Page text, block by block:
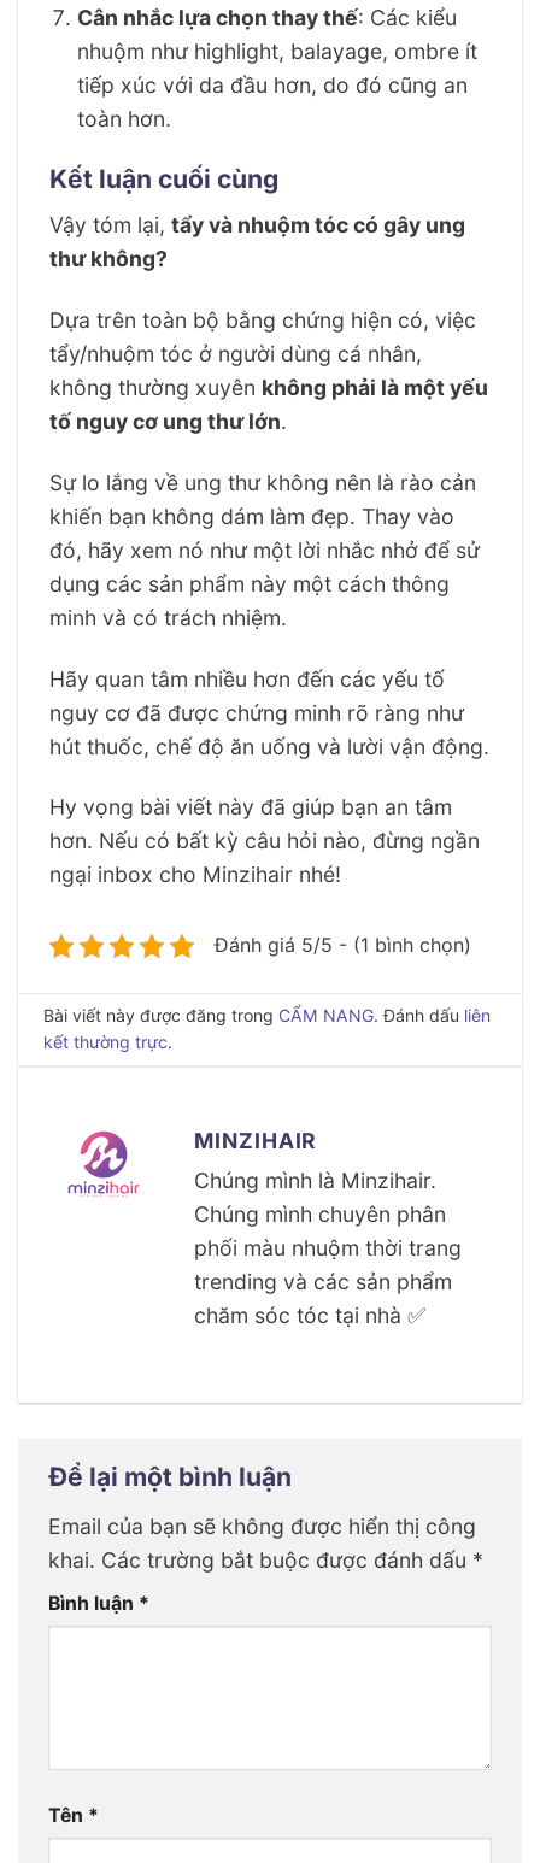
Cân nhắc lựa chọn thay thế: Các kiểu
nhuộm như highlight, balayage, ombre ít
tiếp xúc với da đầu hơn, do đó cũng an
toàn hơn.
Kết luận cuối cùng
Vậy tóm lại,tẩy và nhuộm tóc có gây ung
thư không?
Dựa trên toàn bộ bằng chứng hiện có, việc
tẩy/nhuộm tóc ở người dùng cá nhân,
không thường xuyên không phải là một yếu
tố nguy cơ ung thư lớn.
Sự lo lắng về ung thư không nên là rào cản
khiến bạn không dám làm đẹp. Thay vào
đó, hãy xem nó như một lời nhắc nhở để sử
dụng các sản phẩm này một cách thông
minh và có trách nhiệm.
Hãy quan tâm nhiều hơn đến các yếu tố
nguy cơ đã được chứng minh rõ ràng như
hút thuốc, chế độ ăn uống và lười vận động.
Hy vọng bài viết này đã giúp bạn an tâm
hơn. Nếu có bất kỳ câu hỏi nào, đừng ngần
ngại inbox cho Minzihair nhé!
Đánh giá 5/5 - (1 bình chọn)
Bài viết này được đăng trong CẨM NANG. Đánh dấu liên
kết thường trực.
MINZIHAIR
Chúng mình là Minzihair.
Chúng mình chuyên phân
phối màu nhuộm thời trang
trending và các sản phẩm
chăm sóc tóc tại nhà ✅
Để lại một bình luận
Email của bạn sẽ không được hiển thị công
khai. Các trường bắt buộc được đánh dấu *
Bình luận *
Tên *